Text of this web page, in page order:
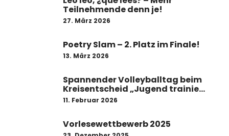
Teilnehmende denn je!
27. März 2026
Poetry Slam – 2. Platz im Finale!
13. März 2026
Spannender Volleyballtag beim
Kreisentscheid „Jugend trainiert
für Olympia“
11. Februar 2026
Vorlesewettbewerb 2025